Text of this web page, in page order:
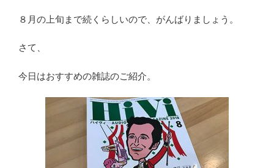
８月の上旬まで続くらしいので、がんばりましょう。
さて、
今日はおすすめの雑誌のご紹介。